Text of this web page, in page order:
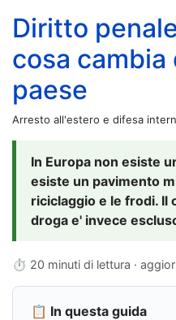
Diritto
cosa cambia
paese
Arresto all'estero e difesa
In Europa non esiste
esiste un pavimento
riciclaggio e le frodi. Il
droga e' invece
⏱ 20 minuti di lettura ·
📋 In questa guida